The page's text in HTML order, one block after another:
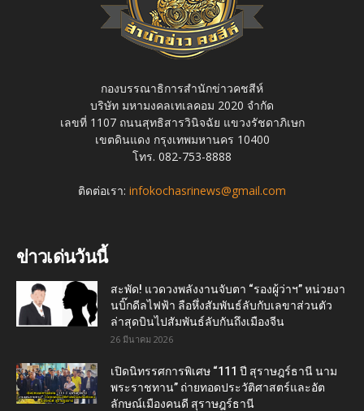
กองบรรณาธิการสำนักข่าวคชสีห์
บริษัท มหามงคลเทเลคอม 2020 จำกัด
เลขที่ 1107 ถนนสุทธิสารวินิจฉัย แขวงรัชดาภิเษก
เขตดินแดง กรุงเทพมหานคร 10400
โทร. 082-753-8888
ติดต่อเรา: infokochasrinews@gmail.com
ข่าวเด่นวันนี้
สะพัด! แวดวงพลังงานจับตา “รองผู้ว่าฯ” หน่วยงา
นบิ๊กดีลไฟฟ้า ลือหึ่งสัมพันธ์ลับกับเลขาส่วนตัว
ล่าสุดบินไปสัมพันธ์ลับกันถึงเมืองจีน
26 มีนาคม 2026
เปิดนิทรรศการพิเศษ “111 ปี สุราษฎร์ธานี นาม
พระราชทาน” ถ่ายทอดประวัติศาสตร์และอัต
ลักษณ์เมืองคนดี สุราษฎร์ธานี